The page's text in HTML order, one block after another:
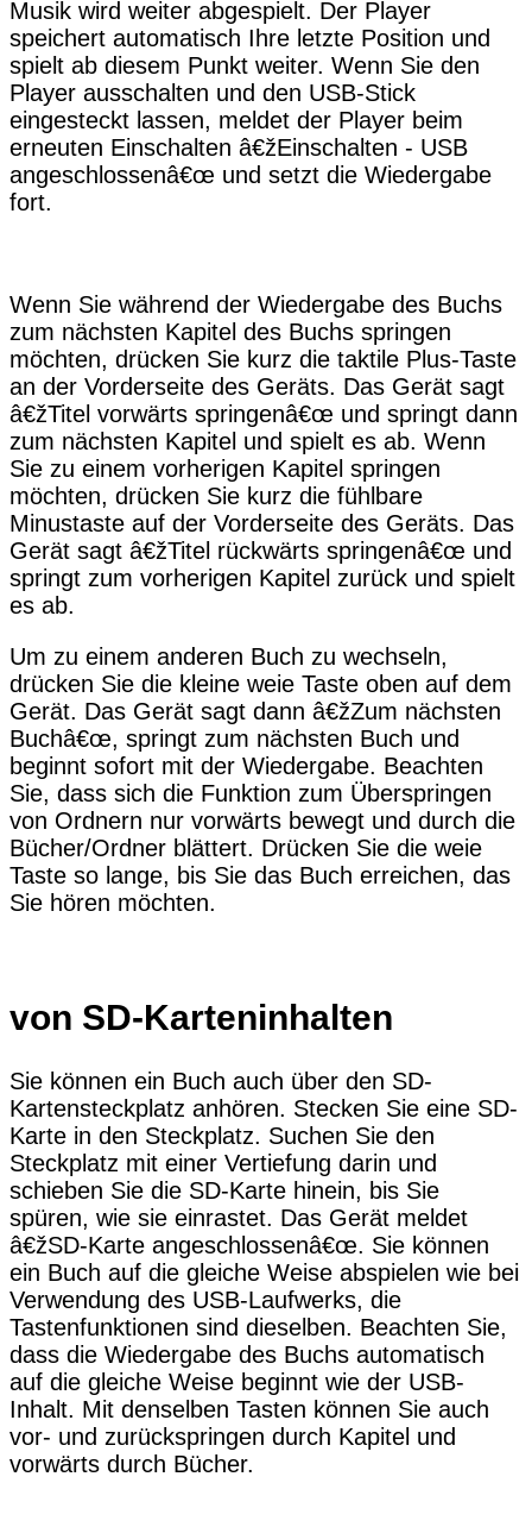
Musik wird weiter abgespielt. Der Player
speichert automatisch Ihre letzte Position und
spielt ab diesem Punkt weiter. Wenn Sie den
Player ausschalten und den USB-Stick
eingesteckt lassen, meldet der Player beim
erneuten Einschalten â€žEinschalten - USB
angeschlossenâ€œ und setzt die Wiedergabe
fort.
Wenn Sie während der Wiedergabe des Buchs
zum nächsten Kapitel des Buchs springen
möchten, drücken Sie kurz die taktile Plus-Taste
an der Vorderseite des Geräts. Das Gerät sagt
â€žTitel vorwärts springenâ€œ und springt dann
zum nächsten Kapitel und spielt es ab. Wenn
Sie zu einem vorherigen Kapitel springen
möchten, drücken Sie kurz die fühlbare
Minustaste auf der Vorderseite des Geräts. Das
Gerät sagt â€žTitel rückwärts springenâ€œ und
springt zum vorherigen Kapitel zurück und spielt
es ab.
Um zu einem anderen Buch zu wechseln,
drücken Sie die kleine weie Taste oben auf dem
Gerät. Das Gerät sagt dann â€žZum nächsten
Buchâ€œ, springt zum nächsten Buch und
beginnt sofort mit der Wiedergabe. Beachten
Sie, dass sich die Funktion zum Überspringen
von Ordnern nur vorwärts bewegt und durch die
Bücher/Ordner blättert. Drücken Sie die weie
Taste so lange, bis Sie das Buch erreichen, das
Sie hören möchten.
von SD-Karteninhalten
Sie können ein Buch auch über den SD-
Kartensteckplatz anhören. Stecken Sie eine SD-
Karte in den Steckplatz. Suchen Sie den
Steckplatz mit einer Vertiefung darin und
schieben Sie die SD-Karte hinein, bis Sie
spüren, wie sie einrastet. Das Gerät meldet
â€žSD-Karte angeschlossenâ€œ. Sie können
ein Buch auf die gleiche Weise abspielen wie bei
Verwendung des USB-Laufwerks, die
Tastenfunktionen sind dieselben. Beachten Sie,
dass die Wiedergabe des Buchs automatisch
auf die gleiche Weise beginnt wie der USB-
Inhalt. Mit denselben Tasten können Sie auch
vor- und zurückspringen durch Kapitel und
vorwärts durch Bücher.